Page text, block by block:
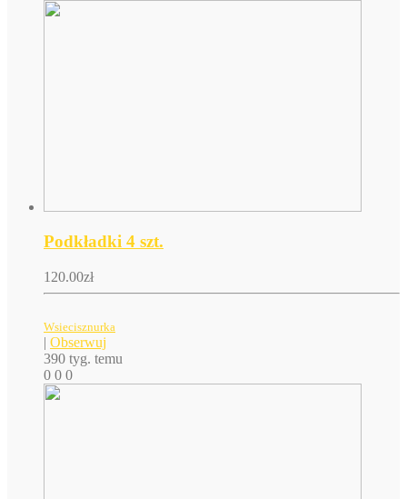
Podkładki 4 szt.
120.00zł
Wsiecisznurka
| Obserwuj
390 tyg. temu
0 0 0